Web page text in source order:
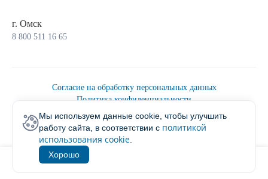
1
г. Омск
8 800 511 16 65
Согласие на обработку персональных данных
Политика конфиденциальности
Политика обработки персональных данных
Пользовательским соглашением
2026 © Ювелирторг
Мы используем данные cookie, чтобы улучшить
работу сайта, в соответствии с политикой
использования cookie
Хорошо